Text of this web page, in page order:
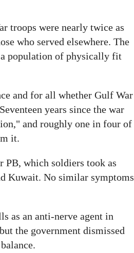
troops were nearly twice as
who served elsewhere. The
a population of physically fit
and for all whether Gulf War
years since the war
and roughly one in four of
it.
PB, which soldiers took as
Kuwait. No similar symptoms
as an anti-nerve agent in
the government dismissed